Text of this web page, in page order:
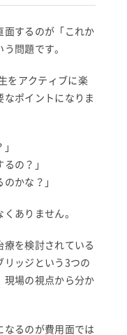
面するのが「これか
問題です。
をアクティブに楽
なポイントになりま
の？」
かな？」
ありません。
療を検討されている
リッジという3つの
現場の視点から分か
なるのが費用面では